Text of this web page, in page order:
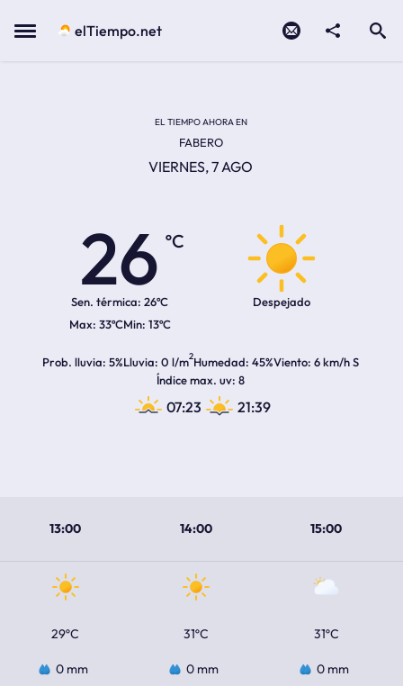
Menu elTiempo.net
EL TIEMPO AHORA EN
FABERO
VIERNES, 7 AGO
26
ºC
Sen. térmica: 26ºC
33ºC 13ºC
Despejado
Prob. lluvia 5%Lluvia 0 l/m2Humedad 45%Viento 6 km/h S
Índice max. uv 8
07:23 21:39
13:00 14:00 15:00
29ºC 31ºC 31ºC
0 mm 0 mm 0 mm